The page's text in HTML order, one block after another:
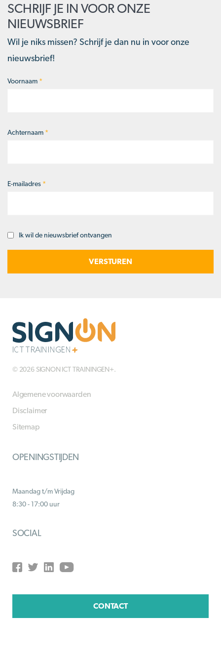
SCHRIJF JE IN VOOR ONZE
NIEUWSBRIEF
Wil je niks missen? Schrijf je dan nu in voor onze
nieuwsbrief!
Naam*
Voornaam *
Achternaam *
E-mailadres *
Opt-Ik wil de nieuwsbrief ontvangen
© 2026 SIGNON ICT TRAININGEN+.
Algemene voorwaarden
Disclaimer
Sitemap
OPENINGSTIJDEN
Maandag t/m Vrijdag
8:30 - 17:00 uur
SOCIAL
CONTACT